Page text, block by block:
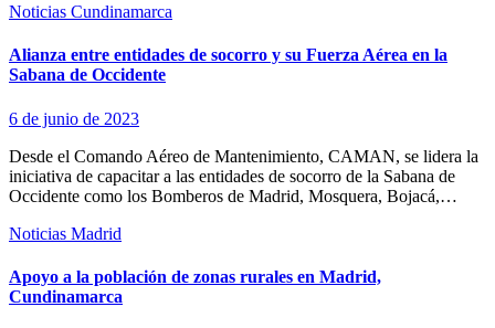
Noticias Cundinamarca
Alianza entre entidades de socorro y su Fuerza Aérea en la
Sabana de Occidente
6 de junio de 2023
Desde el Comando Aéreo de Mantenimiento, CAMAN, se lidera la
iniciativa de capacitar a las entidades de socorro de la Sabana de
Occidente como los Bomberos de Madrid, Mosquera, Bojacá,…
Noticias Madrid
Apoyo a la población de zonas rurales en Madrid,
Cundinamarca